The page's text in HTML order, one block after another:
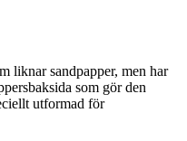
liknar sandpapper, men har
som gör den
utformad för